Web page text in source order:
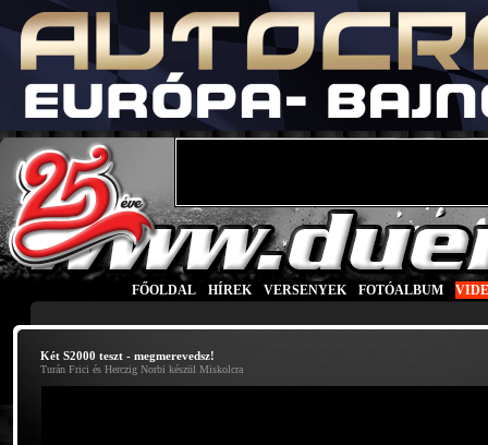
FŐOLDAL HÍREK VERSENYEK FOTÓALBUM
Két S2000 teszt - megmerevedsz!
Turán Frici és Herczig Norbi készül Miskolcra